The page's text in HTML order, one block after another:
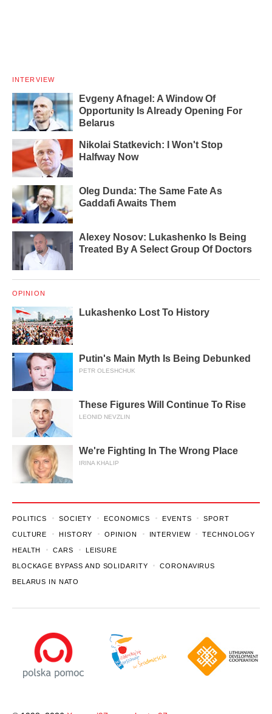
INTERVIEW
Evgeny Afnagel: A Window Of
Opportunity Is Already Opening For
Belarus
Nikolai Statkevich: I Won't Stop
Halfway Now
Oleg Dunda: The Same Fate As
Gaddafi Awaits Them
Alexey Nosov: Lukashenko Is Being
Treated By A Select Group Of Doctors
OPINION
Lukashenko Lost To History
Putin's Main Myth Is Being Debunked
PETR OLESHCHUK
These Figures Will Continue To Rise
LEONID NEVZLIN
We're Fighting In The Wrong Place
IRINA KHALIP
POLITICS SOCIETY ECONOMICS EVENTS SPORT
CULTURE HISTORY OPINION INTERVIEW TECHNOLOGY
HEALTH CARS LEISURE
BLOCKAGE BYPASS AND SOLIDARITY CORONAVIRUS
BELARUS IN NATO